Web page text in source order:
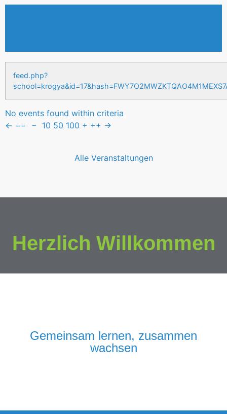
feed.php?
No events found within criteria
← −− − 10 50 100 + ++ →
Alle Veranstaltungen
Herzlich Willkommen
Gemeinsam lernen, zusammen
wachsen